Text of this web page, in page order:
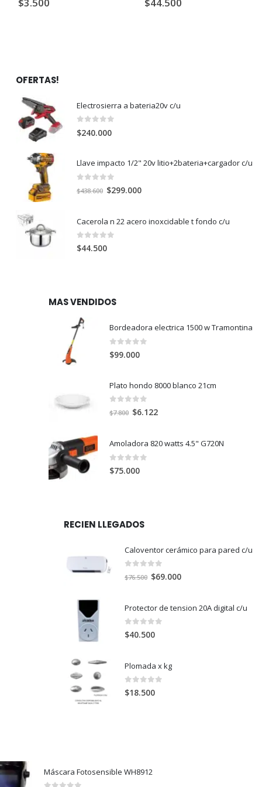
OFERTAS!
Electrosierra a bateria20v c/u
0
$240.000
Llave impacto 1/2" 20v litio+2bateria+cargador c/u
out of 5
$438.600 El
era:
$438.600.
$299.000El
es:
Cacerola n 22 acero inoxcidable t fondo c/u
0 out of 5
$44.500
MAS VENDIDOS
Bordeadora electrica 1500 w Tramontina
0 out of 5
$99.000
Plato hondo 8000 blanco 21cm
out of 5
$7.800 El
era:
$7.800.
$6.122El
es:
Amoladora 820 watts 4.5" G720N
0
$75.000
RECIEN LLEGADOS
Caloventor cerámico para pared c/u
out of 5
$76.500 El
era:
$76.500.
$69.000El
es:
Protector de tension 20A digital c/u
0 out of 5
$40.500
Plomada x kg
0 out of 5
$18.500
Máscara Fotosensible WH8912